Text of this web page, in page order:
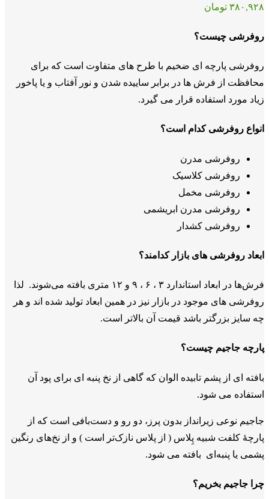
۳۸۰,۹۲۸ تومان
روفرشی چیست؟
روفرشی پارچه ای ضخیم با طرح های متفاوت است که برای
محافظت از فرش ها در برابر ساییده شدن و نور آفتاب و یا پاخور
زیاد مورد استفاده قرار می گیرد.
انواع روفرشی کدام است؟
روفرشی مدرن
روفرشی کلاسیک
روفرشی مخمل
روفرشی مدرن ابریشمی
روفرشی کشدار
ابعاد روفرشی های بازار کدامند؟
فرش‌ها در ابعاد استاندارد ۳ ، ۶ ، ۹ و ۱۲ متری بافته می‌شوند. لذا
روفرشی های موجود در بازار نیز در همین ابعاد تولید شده اند و هر
چه سایز بزرگتر باشد قیمت آن بالاتر است.
پارچه جاجیم چیست؟
بافته ای از پشم تابیده الوان که گاهی از نخ پنبه ای برای پود آن
استفاده می شود.
جاجیم نوعی زیرانداز بدون پرز، دو رو و دست‌بافی است که از
پارچهٔ کلفت شبیه پِلاس ( از پلاس نازک‌تر است ) و از نخ‌های رنگین
پشمی یا پنبه‌ای بافته می شود.
چرا جاجیم بخریم؟